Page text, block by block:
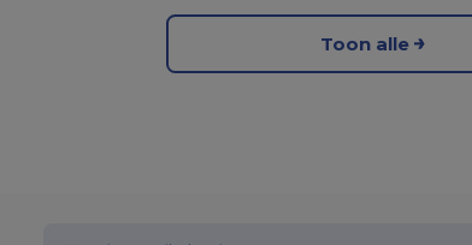
Toon alle